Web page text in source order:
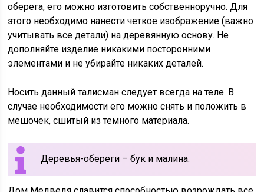
оберега, его можно изготовить собственноручно. Для
этого необходимо нанести четкое изображение (важно
учитывать все детали) на деревянную основу. Не
дополняйте изделие никакими посторонними
элементами и не убирайте никаких деталей.
Носить данный талисман следует всегда на теле. В
случае необходимости его можно снять и положить в
мешочек, сшитый из темного материала.
Деревья-обереги – бук и малина.